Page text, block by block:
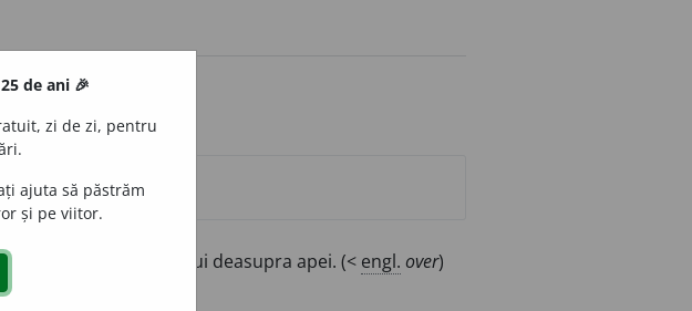
fără scoaterea brațului deasupra apei. (< engl. over)
de ani 🎉
zi de zi, pentru
ajuta să păstrăm
și pe viitor.